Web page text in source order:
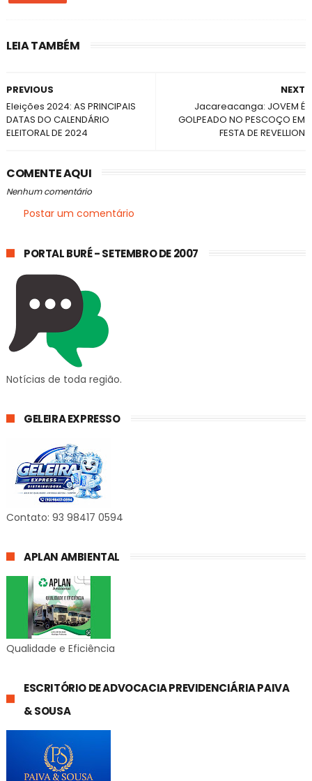
LEIA TAMBÉM
NEXT
Jacareacanga: JOVEM É
GOLPEADO NO PESCOÇO EM
FESTA DE REVELLION
PREVIOUS
Eleições 2024: AS PRINCIPAIS
DATAS DO CALENDÁRIO
ELEITORAL DE 2024
COMENTE AQUI
Nenhum comentário
Postar um comentário
PORTAL BURÉ - SETEMBRO DE 2007
Notícias de toda região.
GELEIRA EXPRESSO
Contato: 93 98417 0594
APLAN AMBIENTAL
Qualidade e Eficiência
ESCRITÓRIO DE ADVOCACIA PREVIDENCIÁRIA PAIVA
& SOUSA